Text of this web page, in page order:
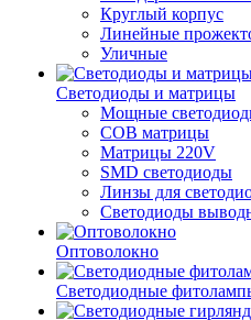
Круглый корпус
Линейные
Уличные
Светодиоды и матрицы
Мощные
COB матрицы
Матрицы 220V
SMD светодиоды
Линзы для
Светодиоды
Оптоволокно
Светодиодные